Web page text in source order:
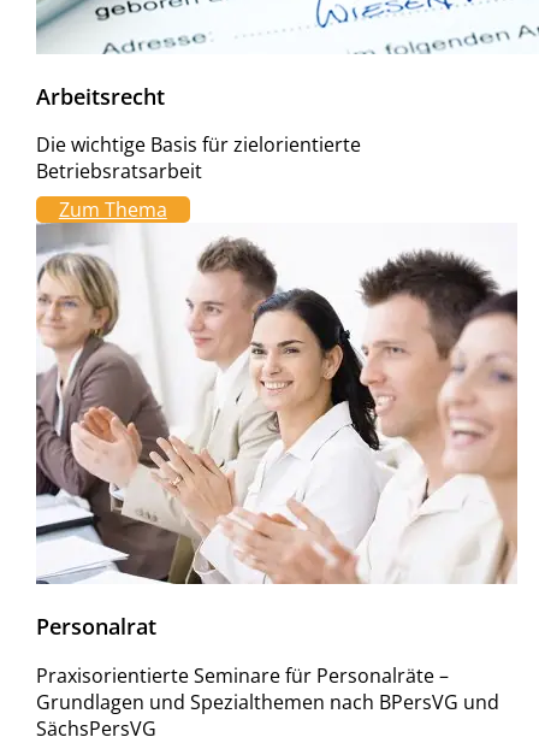
Arbeitsrecht
Die wichtige Basis für zielorientierte
Betriebsratsarbeit
Zum Thema
Personalrat
Praxisorientierte Seminare für Personalräte –
Grundlagen und Spezialthemen nach BPersVG und
SächsPersVG